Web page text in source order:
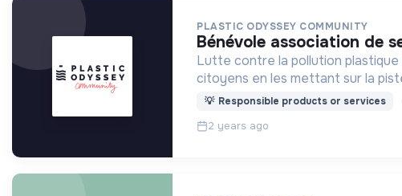
PLASTIC ODYSSEY COMMUNITY
bénévole association de
Lutte contre la pollution plastique
citoyens en les mettant sur la
💡 Responsible products or services
2 years ago